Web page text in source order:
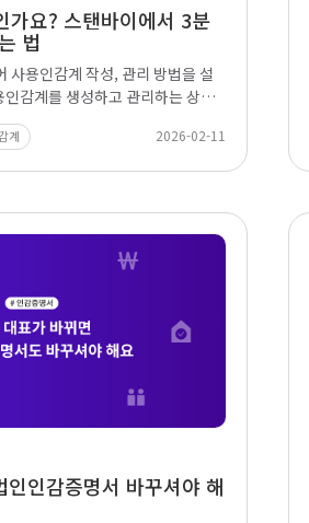
가요? 스탠바이에서 3분
법
사용인감계 작성, 관리 방법을 설
감계를 생성하고 관리하는 상세
계 2026-02-11
인감증명서 바꾸셔야 해